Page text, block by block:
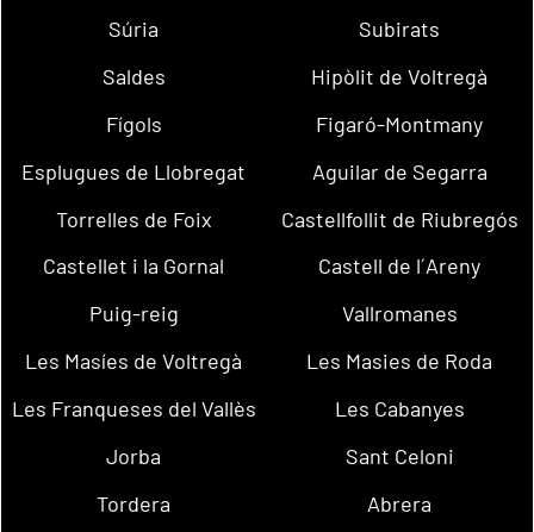
Súria
Subirats
Saldes
Hipòlit de Voltregà
Fígols
Figaró-Montmany
Esplugues de Llobregat
Aguilar de Segarra
Torrelles de Foix
Castellfollit de Riubregós
Castellet i la Gornal
Castell de l´Areny
Puig-reig
Vallromanes
Les Masíes de Voltregà
Les Masies de Roda
Les Franqueses del Vallès
Les Cabanyes
Jorba
Sant Celoni
Tordera
Abrera